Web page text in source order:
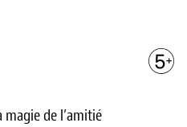
de l’amitié